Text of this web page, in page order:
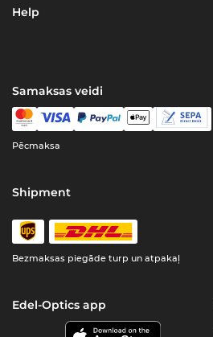
Help
Samaksas veidi
Pēcmaksa
Shipment
Bezmaksas piegāde turp un atpakaļ
Edel-Optics app